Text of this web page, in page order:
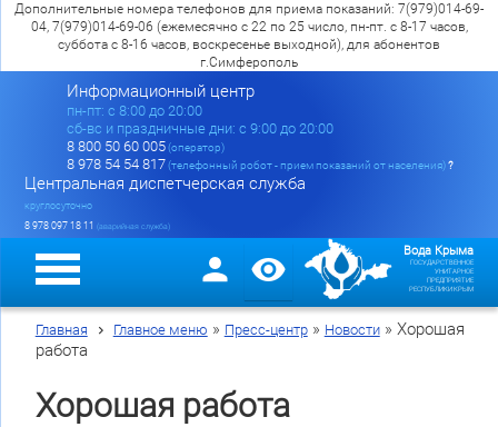
Дополнительные номера телефонов для приема показаний: 7(979)014-69-
04, 7(979)014-69-06 (ежемесячно с 22 по 25 число, пн-пт. с 8-17 часов,
суббота с 8-16 часов, воскресенье выходной), для абонентов
г.Симферополь
Информационный центр
пн-пт: c 8:00 до 20:00
сб-вс и праздничные дни: с 9:00 до 20:00
8 800 50 60 005(оператор)
8 978 54 54 817(телефонный робот - прием показаний от населения)?
Центральная диспетчерская служба
круглосуточно
8 978 097 18 11 (аварийная служба)
Вода Крыма
ГОСУДАРСТВЕННОЕ
УНИТАРНОЕ
ПРЕДПРИЯТИЕ
РЕСПУБЛИКИ КРЫМ
Главная Главное меню » Пресс-центр» Новости» Хорошая
работа
Хорошая работа